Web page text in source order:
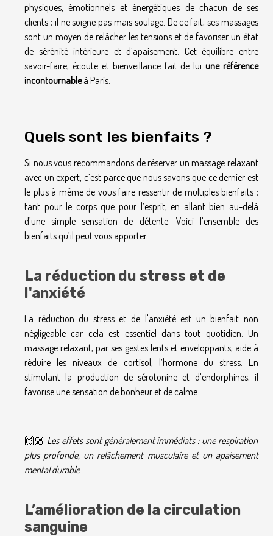
physiques, émotionnels et énergétiques de chacun de ses
clients ; il ne soigne pas mais soulage. De ce fait, ses massages
sont un moyen de relâcher les tensions et de favoriser un état
de sérénité intérieure et d’apaisement. Cet équilibre entre
savoir-faire, écoute et bienveillance fait de luiune référence
incontournableà Paris.
Quels sont les bienfaits ?
Si nous vous recommandons de réserver un massage relaxant
avec un expert, c’est parce que nous savons que ce dernier est
le plus à même de vous faire ressentir de multiples bienfaits ;
tant pour le corps que pour l’esprit, en allant bien au-delà
d’une simple sensation de détente. Voici l’ensemble des
bienfaits qu’il peut vous apporter.
La réduction du stress et de
l'anxiété
La réduction du stress et de l'anxiété est un bienfait non
négligeable car cela est essentiel dans tout quotidien. Un
massage relaxant, par ses gestes lents et enveloppants, aide à
réduire les niveaux de cortisol, l’hormone du stress. En
stimulant la production de sérotonine et d’endorphines, il
favorise une sensation de bonheur et de calme.
🙌🏼 Les effets sont généralement immédiats : une respiration
plus profonde, un relâchement musculaire et un apaisement
mental durable.
L’amélioration de la circulation
sanguine